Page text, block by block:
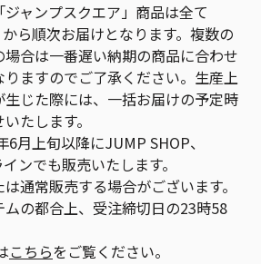
ャンプスクエア」商品は全て
から順次お届けとなります。複数の
合は一番遅い納期の商品に合わせ
ますのでご了承ください。生産上
じた際には、一括お届けの予定時
たします。
月上旬以降にJUMP SHOP、
ンでも販売いたします。
通常販売する場合がございます。
の都合上、受注締切日の23時58
こちらをご覧ください。